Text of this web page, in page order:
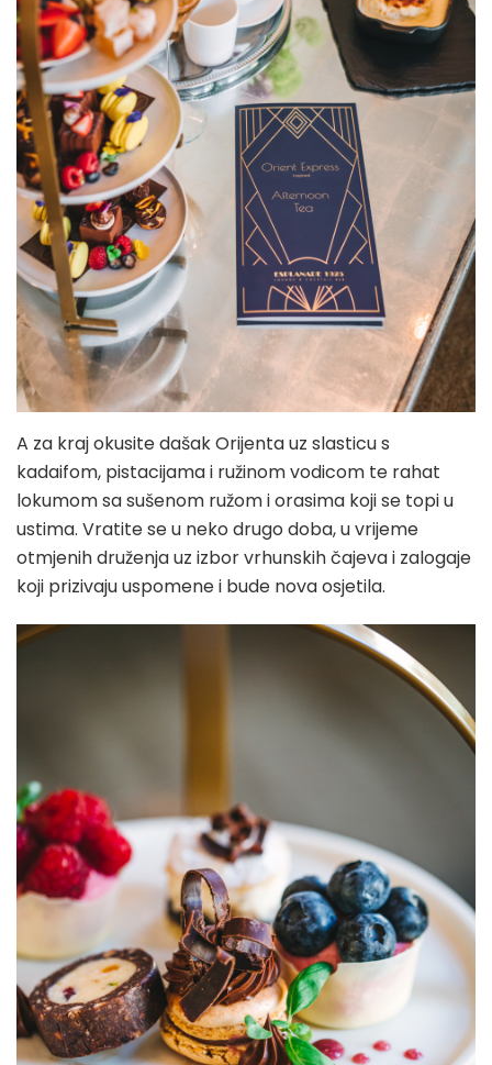
A za kraj okusite dašak Orijenta uz slasticu s
kadaifom, pistacijama i ružinom vodicom te rahat
lokumom sa sušenom ružom i orasima koji se topi u
ustima. Vratite se u neko drugo doba, u vrijeme
otmjenih druženja uz izbor vrhunskih čajeva i zalogaje
koji prizivaju uspomene i bude nova osjetila.